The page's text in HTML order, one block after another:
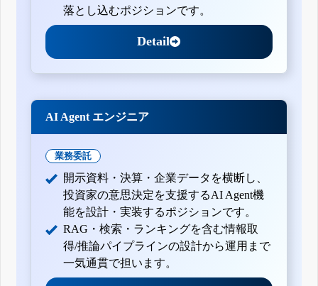
落とし込むポジションです。
Detail
AI Agent エンジニア
業務委託
開示資料・決算・企業データを横断し、
投資家の意思決定を支援するAI Agent機
能を設計・実装するポジションです。
RAG・検索・ランキングを含む情報取
得/推論パイプラインの設計から運用まで
一気通貫で担います。